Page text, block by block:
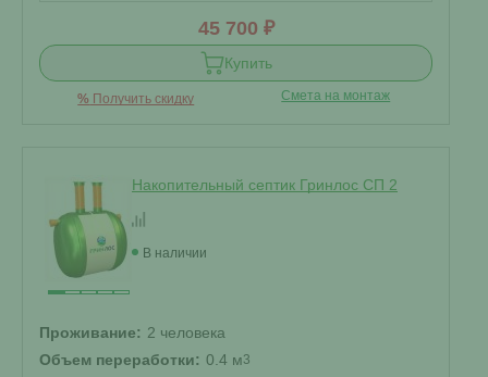
45 700 ₽
Купить
% Получить скидку Смета на монтаж
Накопительный септик Гринлос СП 2
В наличии
Проживание: 2 человека
Объем переработки: 0.4 м3